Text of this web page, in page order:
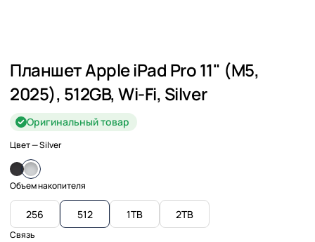
Планшет Apple iPad Pro 11" (M5,
2025), 512GB, Wi-Fi, Silver
Оригинальный товар
Цвет— Silver
Объем накопителя
256 512 1TB 2TB
Связь